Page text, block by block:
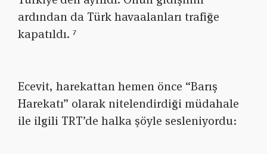
ardından da Türk havaalanları trafiğe
kapatıldı. ⁷
Ecevit, harekattan hemen önce “Barış
Harekatı” olarak nitelendirdiği müdahale
ile ilgili TRT’de halka şöyle sesleniyordu: